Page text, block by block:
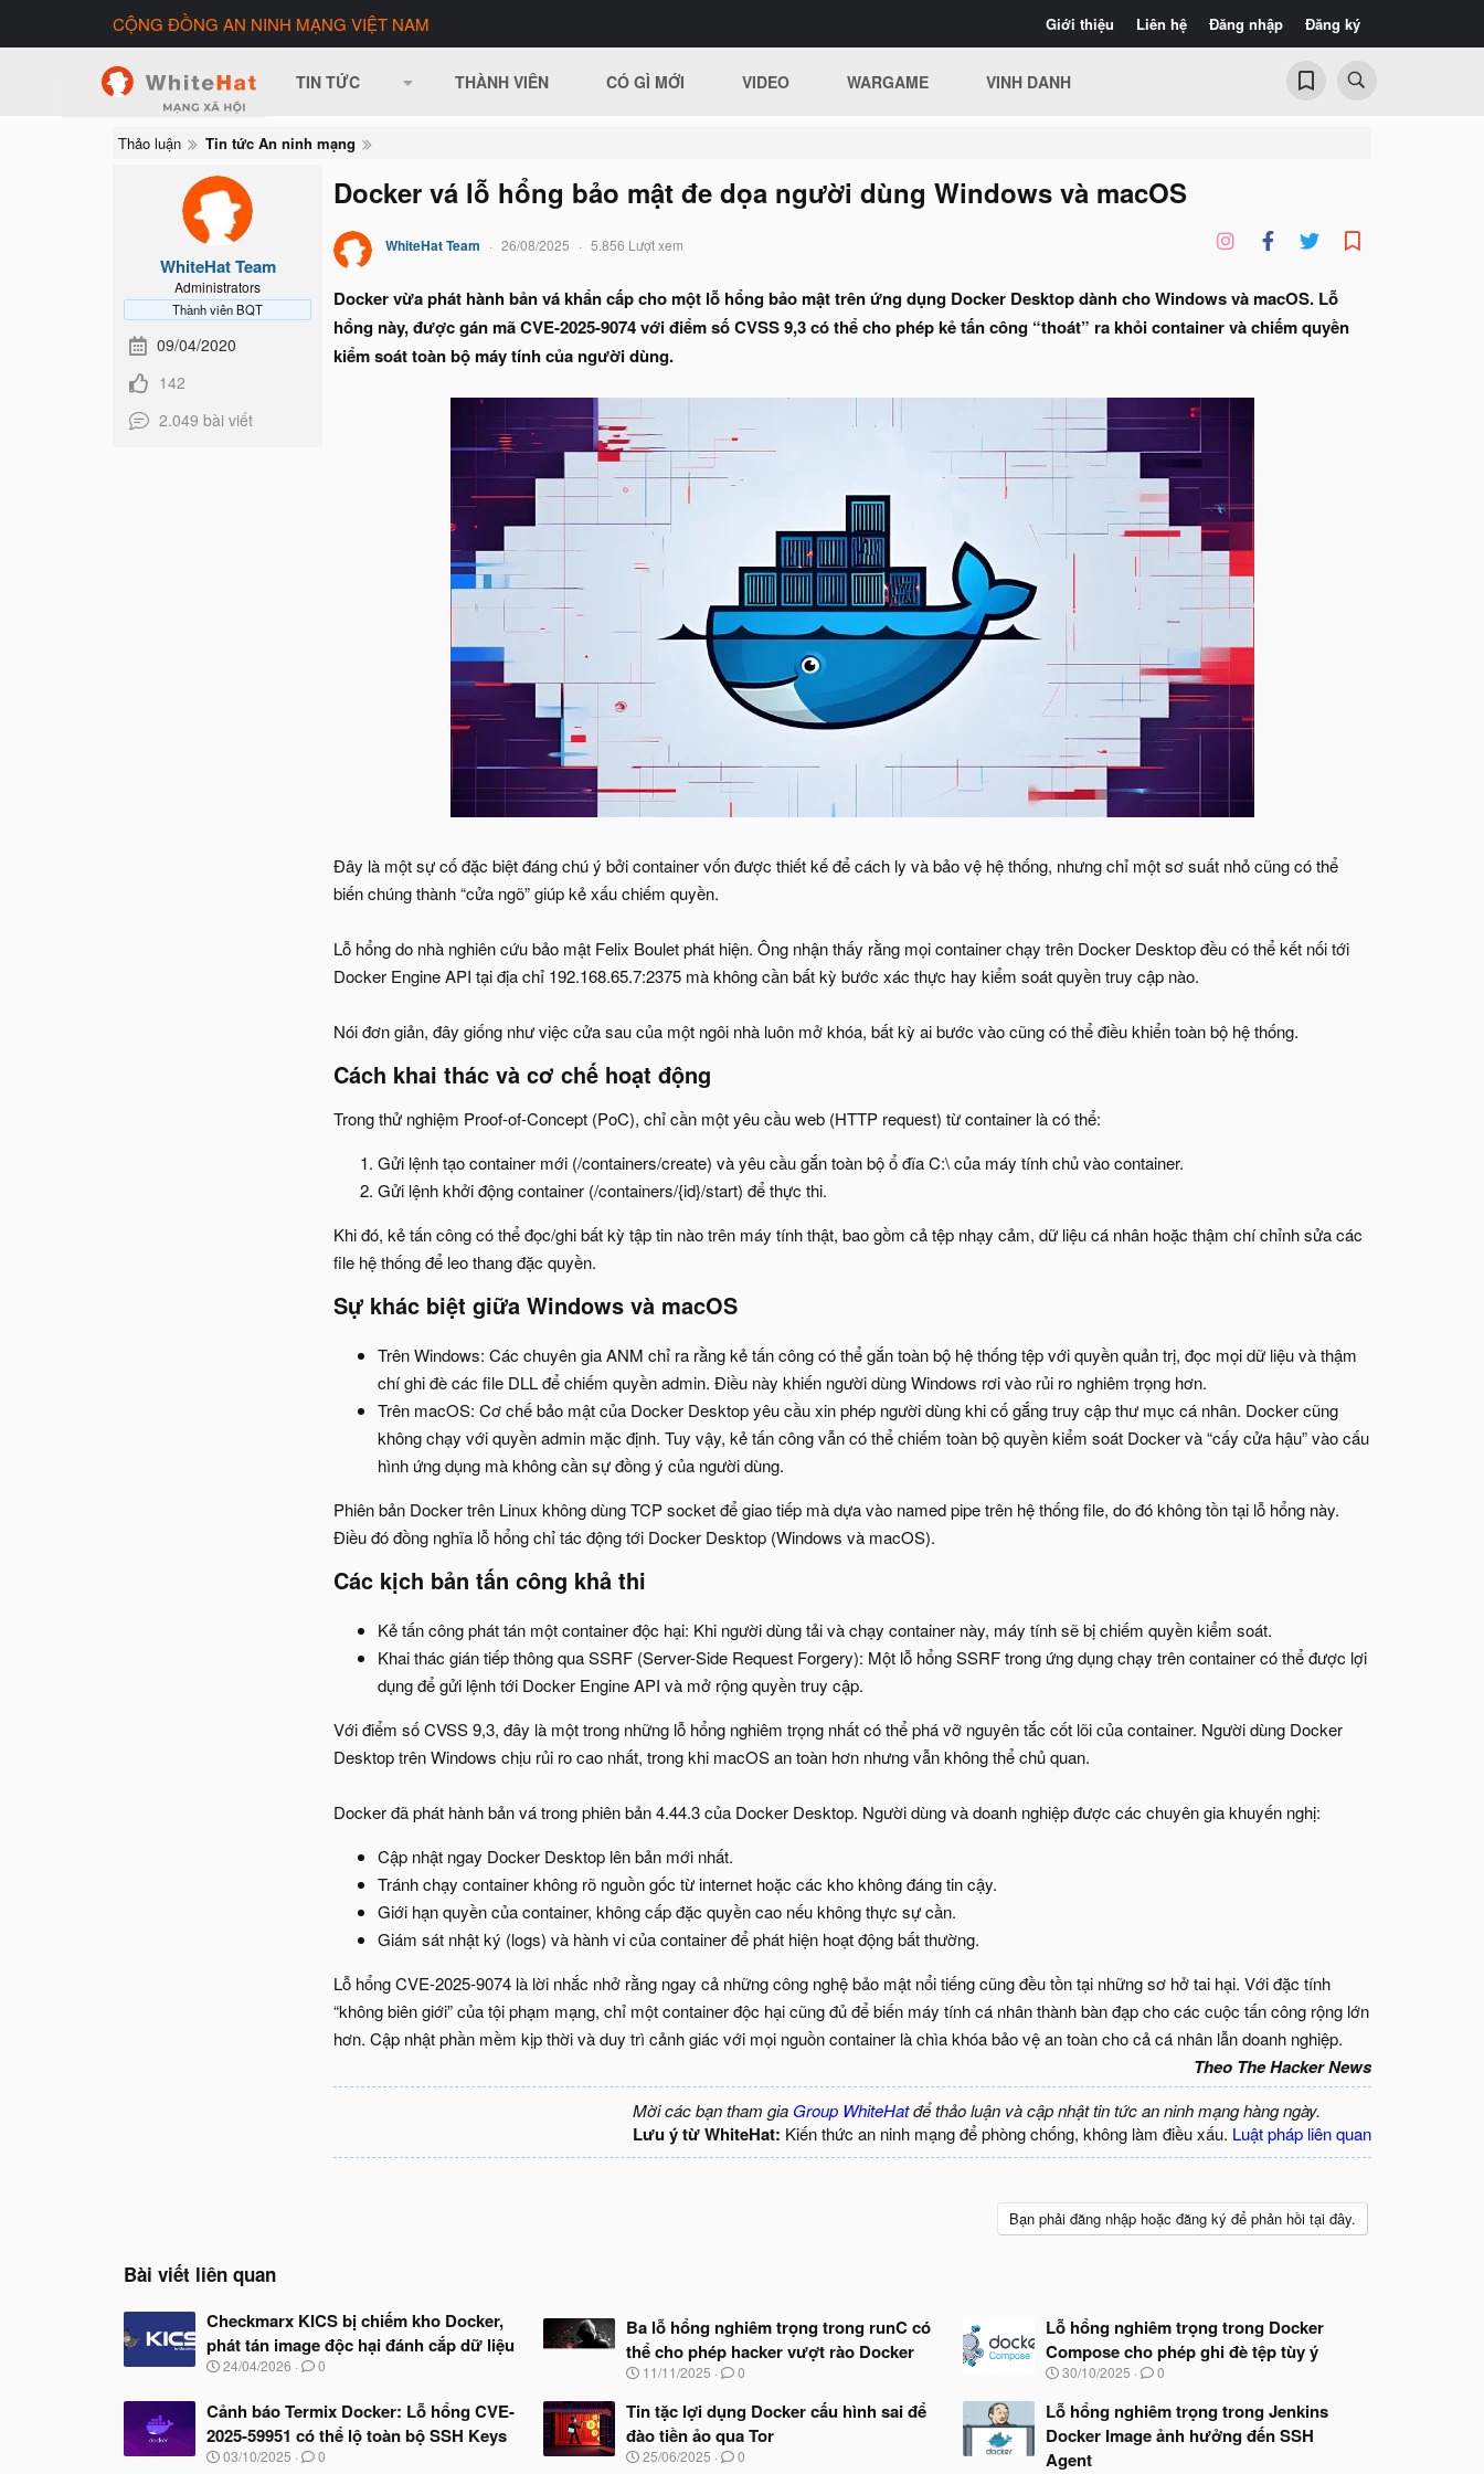
Giới thiệu Liên hệ Đăng nhập Đăng ký
CỘNG ĐỒNG AN NINH MẠNG VIỆT NAM
TIN TỨC THÀNH VIÊN CÓ GÌ MỚI VIDEO WARGAME VINH DANH
Thảo luận Tin tức An ninh mạng
WhiteHat Team
Administrators
Thành viên BQT
09/04/2020
142
2.049 bài viết
Docker vá lỗ hổng bảo mật đe dọa người dùng Windows và macOS
WhiteHat Team 26/08/2025 5.856 Lượt xem
Docker vừa phát hành bản vá khẩn cấp cho một lỗ hổng bảo mật trên ứng dụng Docker Desktop dành cho Windows và macOS. Lỗ
hổng này, được gán mã CVE-2025-9074 với điểm số CVSS 9,3 có thể cho phép kẻ tấn công “thoát” ra khỏi container và chiếm quyền
kiểm soát toàn bộ máy tính của người dùng.
Đây là một sự cố đặc biệt đáng chú ý bởi container vốn được thiết kế để cách ly và bảo vệ hệ thống, nhưng chỉ một sơ suất nhỏ cũng có thể
biến chúng thành “cửa ngõ” giúp kẻ xấu chiếm quyền.
Lỗ hổng do nhà nghiên cứu bảo mật Felix Boulet phát hiện. Ông nhận thấy rằng mọi container chạy trên Docker Desktop đều có thể kết nối tới
Docker Engine API tại địa chỉ 192.168.65.7:2375 mà không cần bất kỳ bước xác thực hay kiểm soát quyền truy cập nào.
Nói đơn giản, đây giống như việc cửa sau của một ngôi nhà luôn mở khóa, bất kỳ ai bước vào cũng có thể điều khiển toàn bộ hệ thống.
Cách khai thác và cơ chế hoạt động​
Trong thử nghiệm Proof-of-Concept (PoC), chỉ cần một yêu cầu web (HTTP request) từ container là có thể:
Gửi lệnh tạo container mới (/containers/create) và yêu cầu gắn toàn bộ ổ đĩa C:\ của máy tính chủ vào container.
Gửi lệnh khởi động container (/containers/{id}/start) để thực thi.
Khi đó, kẻ tấn công có thể đọc/ghi bất kỳ tập tin nào trên máy tính thật, bao gồm cả tệp nhạy cảm, dữ liệu cá nhân hoặc thậm chí chỉnh sửa các
file hệ thống để leo thang đặc quyền.
Sự khác biệt giữa Windows và macOS​
Trên Windows: Các chuyên gia ANM chỉ ra rằng kẻ tấn công có thể gắn toàn bộ hệ thống tệp với quyền quản trị, đọc mọi dữ liệu và thậm
chí ghi đè các file DLL để chiếm quyền admin. Điều này khiến người dùng Windows rơi vào rủi ro nghiêm trọng hơn.
Trên macOS: Cơ chế bảo mật của Docker Desktop yêu cầu xin phép người dùng khi cố gắng truy cập thư mục cá nhân. Docker cũng
không chạy với quyền admin mặc định. Tuy vậy, kẻ tấn công vẫn có thể chiếm toàn bộ quyền kiểm soát Docker và “cấy cửa hậu” vào cấu
hình ứng dụng mà không cần sự đồng ý của người dùng.
Phiên bản Docker trên Linux không dùng TCP socket để giao tiếp mà dựa vào named pipe trên hệ thống file, do đó không tồn tại lỗ hổng này.
Điều đó đồng nghĩa lỗ hổng chỉ tác động tới Docker Desktop (Windows và macOS).
Các kịch bản tấn công khả thi​
Kẻ tấn công phát tán một container độc hại: Khi người dùng tải và chạy container này, máy tính sẽ bị chiếm quyền kiểm soát.
Khai thác gián tiếp thông qua SSRF (Server-Side Request Forgery): Một lỗ hổng SSRF trong ứng dụng chạy trên container có thể được lợi
dụng để gửi lệnh tới Docker Engine API và mở rộng quyền truy cập.
Với điểm số CVSS 9,3, đây là một trong những lỗ hổng nghiêm trọng nhất có thể phá vỡ nguyên tắc cốt lõi của container. Người dùng Docker
Desktop trên Windows chịu rủi ro cao nhất, trong khi macOS an toàn hơn nhưng vẫn không thể chủ quan.
Docker đã phát hành bản vá trong phiên bản 4.44.3 của Docker Desktop. Người dùng và doanh nghiệp được các chuyên gia khuyến nghị:
Cập nhật ngay Docker Desktop lên bản mới nhất.
Tránh chạy container không rõ nguồn gốc từ internet hoặc các kho không đáng tin cậy.
Giới hạn quyền của container, không cấp đặc quyền cao nếu không thực sự cần.
Giám sát nhật ký (logs) và hành vi của container để phát hiện hoạt động bất thường.
Lỗ hổng CVE-2025-9074 là lời nhắc nhở rằng ngay cả những công nghệ bảo mật nổi tiếng cũng đều tồn tại những sơ hở tai hại. Với đặc tính
“không biên giới” của tội phạm mạng, chỉ một container độc hại cũng đủ để biến máy tính cá nhân thành bàn đạp cho các cuộc tấn công rộng lớn
hơn. Cập nhật phần mềm kịp thời và duy trì cảnh giác với mọi nguồn container là chìa khóa bảo vệ an toàn cho cả cá nhân lẫn doanh nghiệp.
Theo The Hacker News
Mời các bạn tham gia Group WhiteHatđể thảo luận và cập nhật tin tức an ninh mạng hàng ngày.
Lưu ý từ WhiteHat: Kiến thức an ninh mạng để phòng chống, không làm điều xấu. Luật pháp liên quan
Bạn phải đăng nhập hoặc đăng ký để phản hồi tại đây.
Bài viết liên quan
Checkmarx KICS bị chiếm kho Docker,
phát tán image độc hại đánh cắp dữ liệu
N
y
b
ắ
24/04/2026 0
Ba lỗ hổng nghiêm trọng trong runC có
thể cho phép hacker vượt rào Docker
N
à
y
b
ắ
11/11/2025 0
Lỗ hổng nghiêm trọng trong Docker
Compose cho phép ghi đè tệp tùy ý
N
à
y
b
ắ
30/10/2025 0
Cảnh báo Termix Docker: Lỗ hổng CVE-
2025-59951 có thể lộ toàn bộ SSH Keys
N
03/10/2025 0
Tin tặc lợi dụng Docker cấu hình sai để
đào tiền ảo qua Tor
N
25/06/2025 0
Lỗ hổng nghiêm trọng trong Jenkins
Docker Image ảnh hưởng đến SSH
Agent